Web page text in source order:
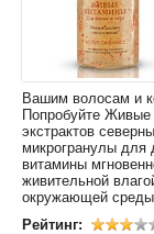
Вашим волосам и
Попробуйте Живые
экстрактов
микрогранулы для
витамины
живительной
окружающей
Рейтинг: